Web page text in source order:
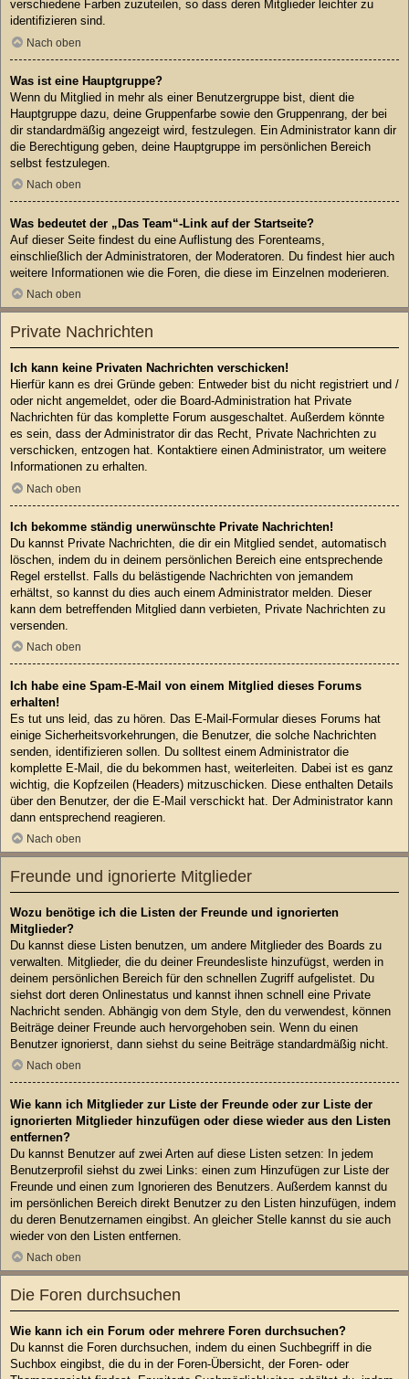
verschiedene Farben zuzuteilen, so dass deren Mitglieder leichter zu
identifizieren sind.
Nach oben
Was ist eine Hauptgruppe?
Wenn du Mitglied in mehr als einer Benutzergruppe bist, dient die
Hauptgruppe dazu, deine Gruppenfarbe sowie den Gruppenrang, der bei
dir standardmäßig angezeigt wird, festzulegen. Ein Administrator kann dir
die Berechtigung geben, deine Hauptgruppe im persönlichen Bereich
selbst festzulegen.
Nach oben
Was bedeutet der „Das Team“-Link auf der Startseite?
Auf dieser Seite findest du eine Auflistung des Forenteams,
einschließlich der Administratoren, der Moderatoren. Du findest hier auch
weitere Informationen wie die Foren, die diese im Einzelnen moderieren.
Nach oben
Private Nachrichten
Ich kann keine Privaten Nachrichten verschicken!
Hierfür kann es drei Gründe geben: Entweder bist du nicht registriert und /
oder nicht angemeldet, oder die Board-Administration hat Private
Nachrichten für das komplette Forum ausgeschaltet. Außerdem könnte
es sein, dass der Administrator dir das Recht, Private Nachrichten zu
verschicken, entzogen hat. Kontaktiere einen Administrator, um weitere
Informationen zu erhalten.
Nach oben
Ich bekomme ständig unerwünschte Private Nachrichten!
Du kannst Private Nachrichten, die dir ein Mitglied sendet, automatisch
löschen, indem du in deinem persönlichen Bereich eine entsprechende
Regel erstellst. Falls du belästigende Nachrichten von jemandem
erhältst, so kannst du dies auch einem Administrator melden. Dieser
kann dem betreffenden Mitglied dann verbieten, Private Nachrichten zu
versenden.
Nach oben
Ich habe eine Spam-E-Mail von einem Mitglied dieses Forums
erhalten!
Es tut uns leid, das zu hören. Das E-Mail-Formular dieses Forums hat
einige Sicherheitsvorkehrungen, die Benutzer, die solche Nachrichten
senden, identifizieren sollen. Du solltest einem Administrator die
komplette E-Mail, die du bekommen hast, weiterleiten. Dabei ist es ganz
wichtig, die Kopfzeilen (Headers) mitzuschicken. Diese enthalten Details
über den Benutzer, der die E-Mail verschickt hat. Der Administrator kann
dann entsprechend reagieren.
Nach oben
Freunde und ignorierte Mitglieder
Wozu benötige ich die Listen der Freunde und ignorierten
Mitglieder?
Du kannst diese Listen benutzen, um andere Mitglieder des Boards zu
verwalten. Mitglieder, die du deiner Freundesliste hinzufügst, werden in
deinem persönlichen Bereich für den schnellen Zugriff aufgelistet. Du
siehst dort deren Onlinestatus und kannst ihnen schnell eine Private
Nachricht senden. Abhängig von dem Style, den du verwendest, können
Beiträge deiner Freunde auch hervorgehoben sein. Wenn du einen
Benutzer ignorierst, dann siehst du seine Beiträge standardmäßig nicht.
Nach oben
Wie kann ich Mitglieder zur Liste der Freunde oder zur Liste der
ignorierten Mitglieder hinzufügen oder diese wieder aus den Listen
entfernen?
Du kannst Benutzer auf zwei Arten auf diese Listen setzen: In jedem
Benutzerprofil siehst du zwei Links: einen zum Hinzufügen zur Liste der
Freunde und einen zum Ignorieren des Benutzers. Außerdem kannst du
im persönlichen Bereich direkt Benutzer zu den Listen hinzufügen, indem
du deren Benutzernamen eingibst. An gleicher Stelle kannst du sie auch
wieder von den Listen entfernen.
Nach oben
Die Foren durchsuchen
Wie kann ich ein Forum oder mehrere Foren durchsuchen?
Du kannst die Foren durchsuchen, indem du einen Suchbegriff in die
Suchbox eingibst, die du in der Foren-Übersicht, der Foren- oder